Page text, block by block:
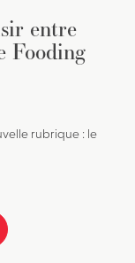
entre
Fooding
rubrique : le